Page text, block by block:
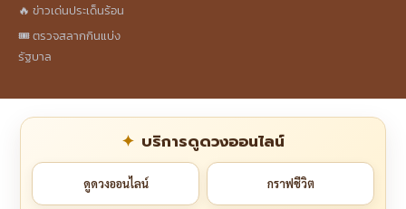
🔥 ข่าวเด่นประเด็นร้อน
🎟️ ตรวจสลากกินแบ่ง
รัฐบาล
บริการดูดวงออนไลน์
ดูดวงออนไลน์ กราฟชีวิต